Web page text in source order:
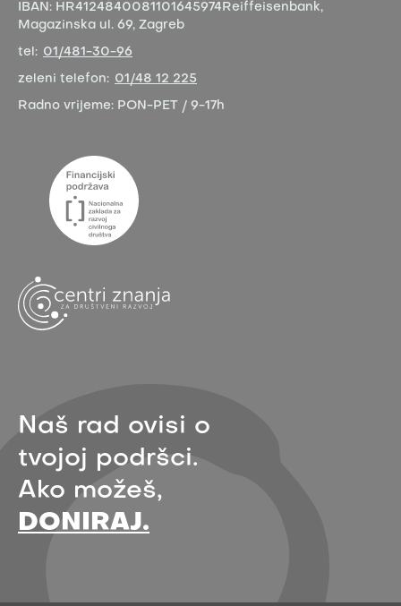
IBAN: HR4124840081101645974 Reiffeisenbank,
Magazinska ul. 69, Zagreb
tel: 01/481-30-96
zeleni telefon: 01/48 12 225
Radno vrijeme: PON-PET / 9-17h
Naš rad ovisi o
tvojoj podršci.
Ako možeš,
DONIRAJ.